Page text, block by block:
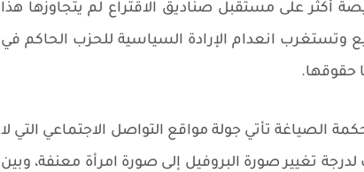
أكثر على مستقبل صناديق الاقتراع لم يتجاوزها هذا
وتستغرب انعدام الإرادة السياسية للحزب الحاكم في
حقوقها.
الصياغة تأتي جولة مواقع التواصل الاجتماعي التي لا
تغيير صورة البروفيل إلى صورة امرأة معنفة، وبين